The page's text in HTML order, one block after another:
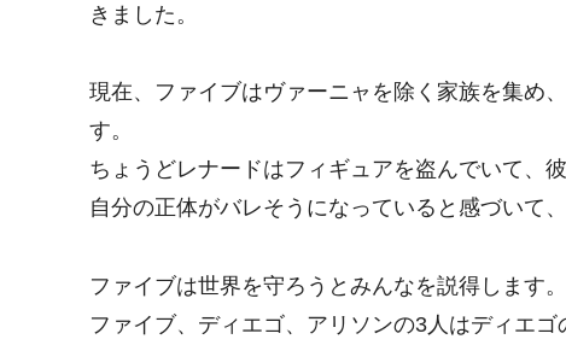
きました。
現在、ファイブはヴァーニャを除く家族を集め
す。
ちょうどレナードはフィギュアを盗んでいて、
自分の正体がバレそうになっていると感づいて
ファイブは世界を守ろうとみんなを説得します。
ファイブ、ディエゴ、アリソンの3人はディエ